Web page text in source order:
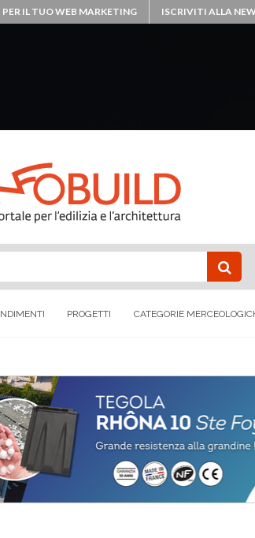
PER IL TUO WEB MARKETING ISCRIVITI ALLA
PROGETTI CATEGORIE